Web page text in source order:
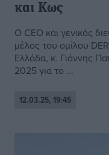
και Κως
Ο CEO και γενικός
μέλος του ομίλου
Ελλάδα, κ. Γιάννης
2025 για το ...
12.03.25, 19:45